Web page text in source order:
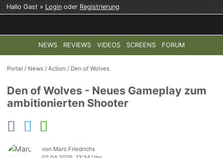
Hallo Gast »LoginoderRegistrierung
NEWS REVIEWS VIDEOS SCREENS FORUM
TOP-THEMEN: COD: MODERN WARFARE 4 HALO:
Portal / News /Action / Den of Wolves
Den of Wolves - Neues Gameplay zum
ambitionierten Shooter
von Marc Friedrichs